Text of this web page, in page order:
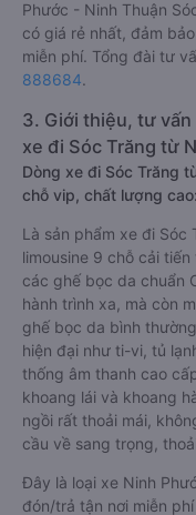
Phước - Ninh Thuận
có giá rẻ nhất, đảm
miễn phí. Tổng đài tư
888684.
3. Giới thiệu, tư
xe đi Sóc Trăng từ
Dòng xe đi Sóc Trăng
chỗ vip, chất lượng
Là sản phẩm xe đi Sóc
limousine 9 chỗ cải
các ghế bọc da chuẩn
hành trình xa, mà còn
ghế bọc da bình
hiện đại như ti-vi, tủ
thống âm thanh cao
khoang lái và khoang
ngồi rất thoải mái,
cầu về sang trọng,
Đây là loại xe Ninh
đón/trả tận nơi miễn